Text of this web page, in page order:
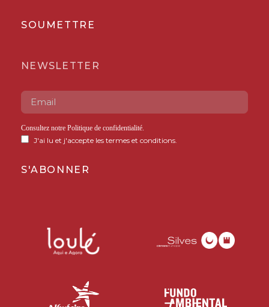
SOUMETTRE
NEWSLETTER
Consultez notre Politique de confidentialité
J'ai lu et j'accepte les termes et conditions.